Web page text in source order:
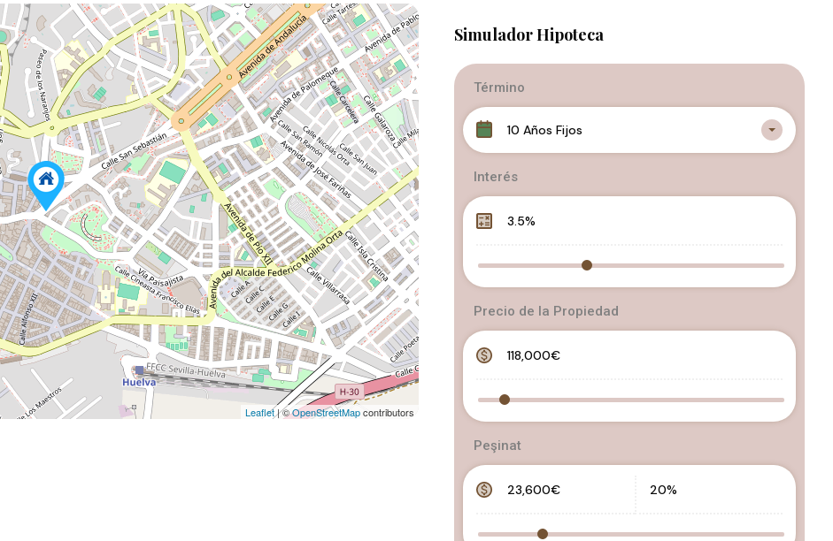
Leaflet| ©OpenStreetMapcontributors
Simulador Hipoteca
Término
10 Años Fijos
Interés
Precio de la Propiedad
Peşinat